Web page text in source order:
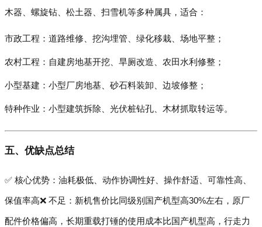
木器、螺旋钻、松土器、扫雪机等多种属具，适合：
市政工程：道路维修、挖沟埋管、绿化移栽、场地平整；
农村工程：自建房地基开挖、旱厕改造、农田水利修整；
小型基建：小型厂房地基、砂石料装卸、边坡修整；
特种作业：小型建筑拆除、光伏桩钻孔、木材抓取转运等。
五、优缺点总结
✅ 核心优势：油耗极低、动作协调性好、操作舒适、可靠性高、
保值率高❌ 不足：新机售价比同级别国产机型高30%左右，原厂
配件价格偏高，长期重载打锤的使用成本比国产机型高，行走力